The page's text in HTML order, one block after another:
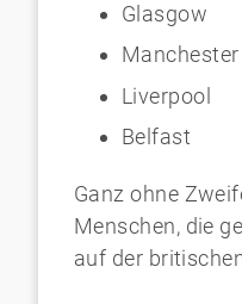
Glasgow
Manchester
Liverpool
Belfast
Ganz ohne
Menschen, die
auf der